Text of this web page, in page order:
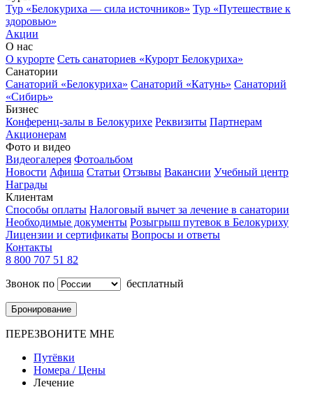
Тур «Белокуриха — сила источников» Тур «Путешествие к
здоровью»
Акции
О нас
О курорте Сеть санаториев «Курорт Белокуриха»
Санатории
Санаторий «Белокуриха» Санаторий «Катунь» Санаторий
«Сибирь»
Бизнес
Конференц-залы в Белокурихе Реквизиты Партнерам
Акционерам
Фото и видео
Видеогалерея Фотоальбом
Новости Афиша Статьи Отзывы Вакансии Учебный центр
Награды
Клиентам
Способы оплаты Налоговый вычет за лечение в санатории
Необходимые документы Розыгрыш путевок в Белокуриху
Лицензии и сертификаты Вопросы и ответы
Контакты
8 800 707 51 82
Звонок по
бесплатный
Бронирование
ПЕРЕЗВОНИТЕ МНЕ
Путёвки
Номера / Цены
Лечение